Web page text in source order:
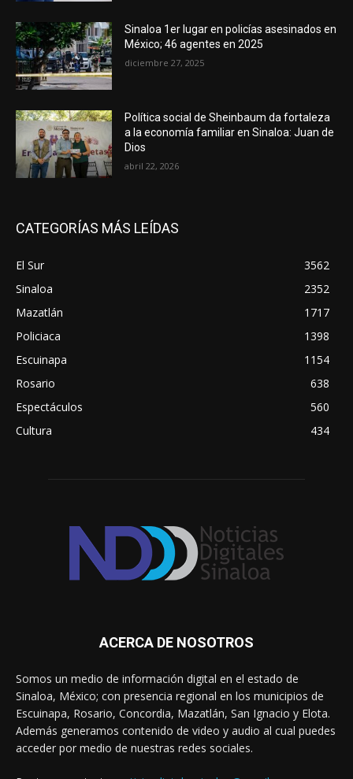
Sinaloa 1er lugar en policías asesinados en
México; 46 agentes en 2025
diciembre 27, 2025
Política social de Sheinbaum da fortaleza
a la economía familiar en Sinaloa: Juan de
Dios
abril 22, 2026
CATEGORÍAS MÁS LEÍDAS
El Sur
3562
Sinaloa
2352
Mazatlán
1717
Policiaca
1398
Escuinapa
1154
Rosario
638
Espectáculos
560
Cultura
434
ACERCA DE NOSOTROS
Somos un medio de información digital en el estado de
Sinaloa, México; con presencia regional en los municipios de
Escuinapa, Rosario, Concordia, Mazatlán, San Ignacio y Elota.
Además generamos contenido de video y audio al cual puedes
acceder por medio de nuestras redes sociales.